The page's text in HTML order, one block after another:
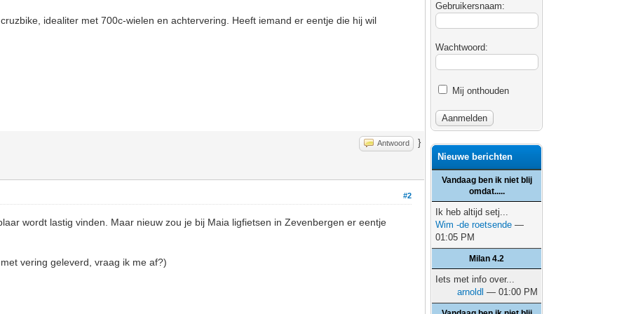
idealiter met 700c-wielen en achtervering. Heeft iemand er eentje die hij wil
Antwoord }
#2
wordt lastig vinden. Maar nieuw zou je bij Maia ligfietsen in Zevenbergen er eentje
vering geleverd, vraag ik me af?)
Gebruikersnaam:
Wachtwoord:
Mij onthouden
Nieuwe berichten
Vandaag ben ik niet blij
omdat.....
Ik heb altijd setj...
Wim -de roetsende —
01:05 PM
Milan 4.2
Iets met info over...
arnoldl — 01:00 PM